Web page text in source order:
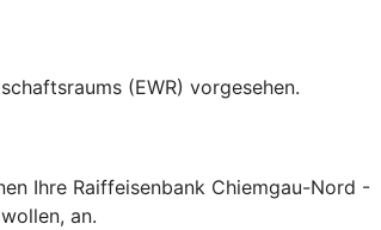
(EWR) vorgesehen.
Ihre Raiffeisenbank Chiemgau-Nord -
an.